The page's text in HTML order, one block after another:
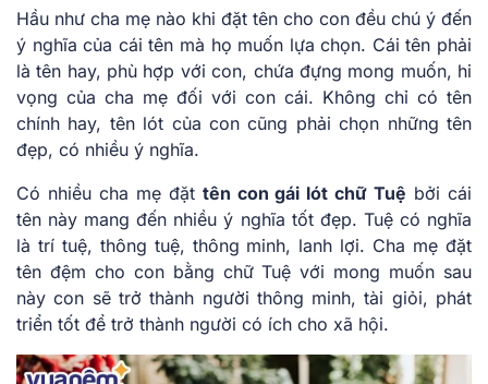
Hầu như cha mẹ nào khi đặt tên cho con đều chú ý đến
ý nghĩa của cái tên mà họ muốn lựa chọn. Cái tên phải
là tên hay, phù hợp với con, chứa đựng mong muốn, hi
vọng của cha mẹ đối với con cái. Không chỉ có tên
chính hay, tên lót của con cũng phải chọn những tên
đẹp, có nhiều ý nghĩa.
Có nhiều cha mẹ đặt tên con gái lót chữ Tuệ bởi cái
tên này mang đến nhiều ý nghĩa tốt đẹp. Tuệ có nghĩa
là trí tuệ, thông tuệ, thông minh, lanh lợi. Cha mẹ đặt
tên đệm cho con bằng chữ Tuệ với mong muốn sau
này con sẽ trở thành người thông minh, tài giỏi, phát
triển tốt để trở thành người có ích cho xã hội.